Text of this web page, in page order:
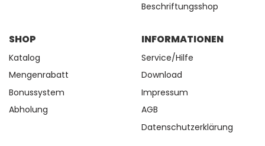
Beschriftungsshop
SHOP
Katalog
Mengenrabatt
Bonussystem
Abholung
INFORMATIONEN
Service/Hilfe
Download
Impressum
AGB
Datenschutzerklärung